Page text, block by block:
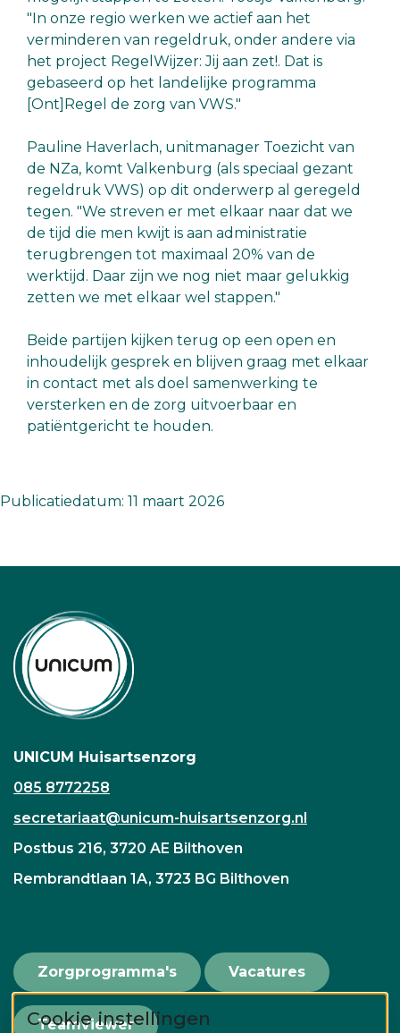
Cookie instellingen
"In onze regio werken we actief aan het
verminderen van regeldruk, onder andere via
het project RegelWijzer: Jij aan zet!. Dat is
gebaseerd op het landelijke programma
[Ont]Regel de zorg van VWS."
Pauline Haverlach, unitmanager Toezicht van
de NZa, komt Valkenburg (als speciaal gezant
regeldruk VWS) op dit onderwerp al geregeld
tegen. "We streven er met elkaar naar dat we
de tijd die men kwijt is aan administratie
terugbrengen tot maximaal 20% van de
werktijd. Daar zijn we nog niet maar gelukkig
zetten we met elkaar wel stappen."
Beide partijen kijken terug op een open en
inhoudelijk gesprek en blijven graag met elkaar
in contact met als doel samenwerking te
versterken en de zorg uitvoerbaar en
patiëntgericht te houden.
Publicatiedatum: 11 maart 2026
UNICUM Huisartsenzorg
085 8772258
secretariaat@unicum-huisartsenzorg.nl
Postbus 216, 3720 AE Bilthoven
Rembrandtlaan 1A, 3723 BG Bilthoven
Zorgprogramma's Vacatures
Teamviewer